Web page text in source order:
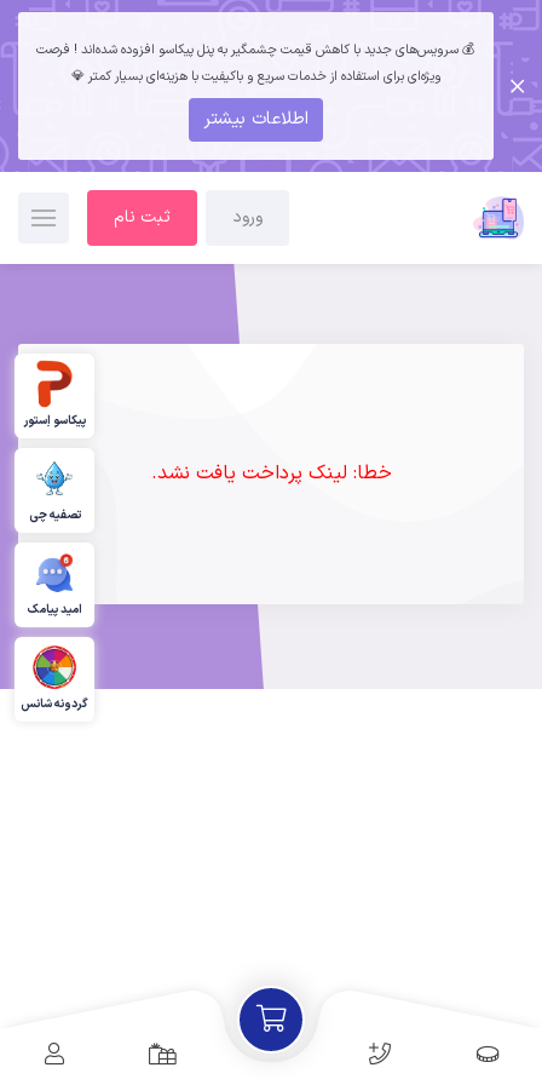
💰 سرویس‌های جدید با کاهش قیمت چشمگیر به پنل پیکاسو افزوده شده‌اند ! فرصت
ویژه‌ای برای استفاده از خدمات سریع و باکیفیت با هزینه‌ای بسیار کمتر 💎
اطلاعات بیشتر
ورود ثبت نام
خطا: لینک پرداخت یافت نشد.
پیکاسو اِستور
تصفیه چی
امید پیامک
گردونه شانس